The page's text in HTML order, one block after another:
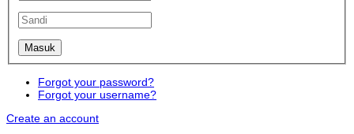
Forgot your password?
Forgot your username?
Create an account